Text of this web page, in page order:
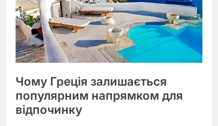
Чому Греція залишається
популярним напрямком для
відпочинку